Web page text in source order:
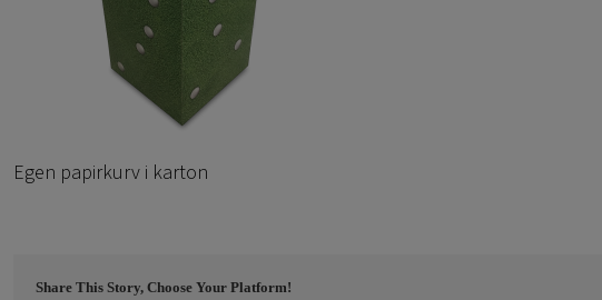
Egen papirkurv i karton
Share This Story, Choose Your Platform!